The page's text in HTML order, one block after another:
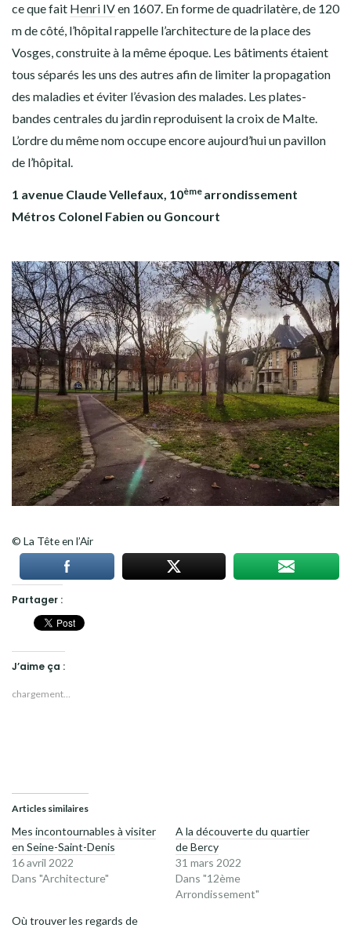
ce que fait Henri IVen 1607. En forme de quadrilatère, de 120
m de côté, l’hôpital rappelle l’architecture de la place des
Vosges, construite à la même époque. Les bâtiments étaient
tous séparés les uns des autres afin de limiter la propagation
des maladies et éviter l’évasion des malades. Les plates-
bandes centrales du jardin reproduisent la croix de Malte.
L’ordre du même nom occupe encore aujourd’hui un pavillon
de l’hôpital.
1 avenue Claude Vellefaux, 10ème arrondissement
Métros Colonel Fabien ou Goncourt
© La Tête en l’Air
Partager :
J’aime ça :
chargement…
Articles similaires
Mes incontournables à visiter
en Seine-Saint-Denis
16 avril 2022
Dans "Architecture"
A la découverte du quartier
de Bercy
31 mars 2022
Dans "12ème
Arrondissement"
Où trouver les regards de